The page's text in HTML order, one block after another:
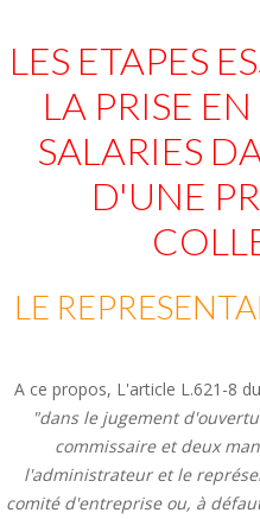
LES ETAPES
LA PRISE
SALARIES
D'UNE
LE
A ce propos, L'article L.621-8
"dans le jugement
commissaire et deux
l'administrateur et le
comité d'entreprise ou, à